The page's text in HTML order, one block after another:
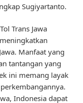
Sugiyartanto.
Trans Jawa
Manfaat yang
tantangan yang
ini memang layak
Indonesia dapat